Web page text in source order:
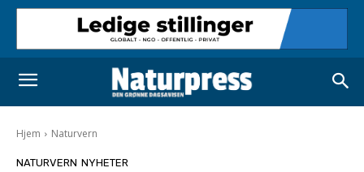
Hjem Naturvern
NATURVERN NYHETER